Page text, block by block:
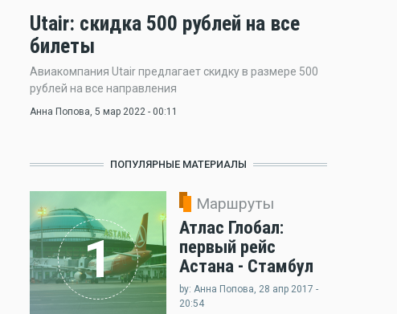
Utair: скидка 500 рублей на все
билеты
Авиакомпания Utair предлагает скидку в размере 500
рублей на все направления
Анна Попова, 5 мар 2022 - 00:11
ПОПУЛЯРНЫЕ МАТЕРИАЛЫ
1
Маршруты
Атлас Глобал:
первый рейс
Астана - Стамбул
by: Анна Попова, 28 апр 2017 -
20:54